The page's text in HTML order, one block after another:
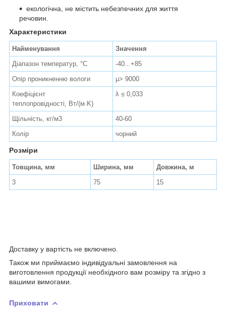
екологічна, не містить небезпечних для життя
речовин.
Характеристики
Найменування
Значення
Діапазон температур, °С
-40...+85
Опір проникненню вологи
µ> 9000
Коефіцієнт
теплопровідності, Вт/(м·K)
λ ≤ 0,033
Щільність, кг/м3
40-60
Колір
чорний
Розміри
Товщина, мм Ширина, мм
Довжина, м
3
75 15
Доставку у вартість не включено.
Також ми приймаємо індивідуальні замовлення на
виготовлення продукції необхідного вам розміру та згідно з
вашими вимогами.
Приховати